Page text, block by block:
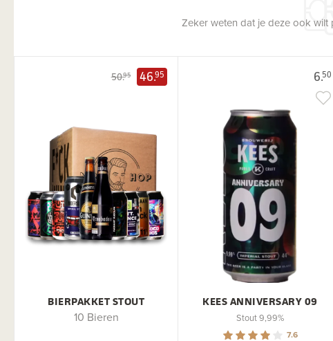
Zeker weten dat je deze ook wilt
50.95 46.95
BIERPAKKET STOUT
10 Bieren
6.50
KEES ANNIVERSARY 09
Stout 9,99%
7.6